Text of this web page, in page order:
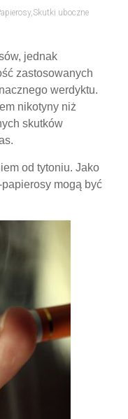
,Skutki uboczne
jednak
zastosowanych
werdyktu.
nikotyny niż
skutków
od tytoniu. Jako
mogą być